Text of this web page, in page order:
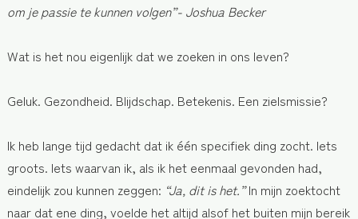
om je passie te kunnen volgen”- Joshua Becker
Wat is het nou eigenlijk dat we zoeken in ons leven?
Geluk. Gezondheid. Blijdschap. Betekenis. Een zielsmissie?
Ik heb lange tijd gedacht dat ik één specifiek ding zocht. Iets
groots. Iets waarvan ik, als ik het eenmaal gevonden had,
eindelijk zou kunnen zeggen: “Ja, dit is het.”In mijn zoektocht
naar dat ene ding, voelde het altijd alsof het buiten mijn bereik